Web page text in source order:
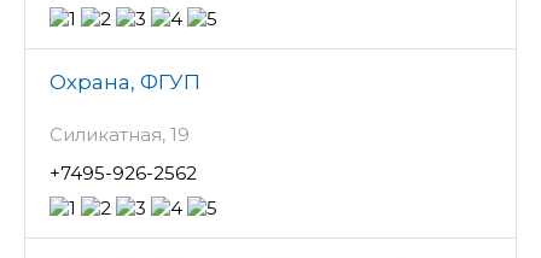
Охрана, ФГУП
Силикатная, 19
+7495-926-2562